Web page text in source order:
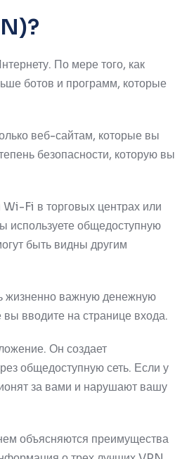
По мере того, как
ботов и программ, которые
веб-сайтам, которые вы
безопасности, которую вы
Fi в торговых центрах или
используете общедоступную
быть видны другим
жизненно важную денежную
вы вводите на странице входа.
Он создает
общедоступную сеть. Если у
за вами и нарушают вашу
объясняются преимущества